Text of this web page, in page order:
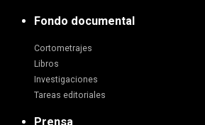
Fondo documental
Cortometrajes
Libros
Investigaciones
Tareas editoriales
Prensa